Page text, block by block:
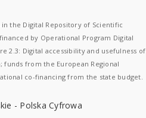
the Digital Repository of Scientific
by Operational Program Digital
2.3: Digital accessibility and usefulness of
from the European Regional
co-financing from the state budget.